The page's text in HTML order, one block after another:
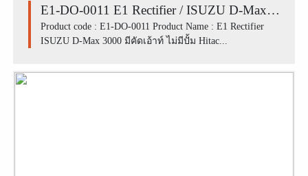
E1-DO-0011 E1 Rectifier / ISUZU D-Max
3000 มีคัดเอ้าท์ ไม่มีปั้ม Hitachi
Product code : E1-DO-0011 Product Name : E1 Rectifier
ISUZU D-Max 3000 มีคัดเอ้าท์ ไม่มีปั้ม Hitac...